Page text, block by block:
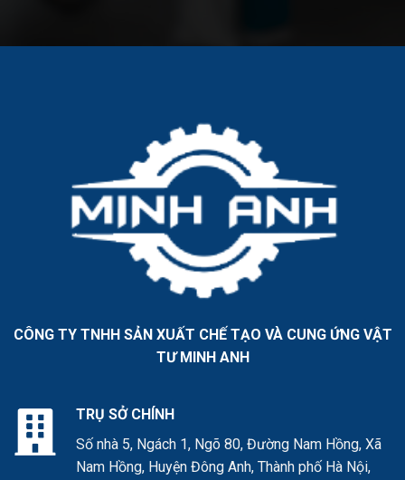
CÔNG TY TNHH SẢN XUẤT CHẾ TẠO VÀ CUNG ỨNG VẬT
TƯ MINH ANH
TRỤ SỞ CHÍNH
Số nhà 5, Ngách 1, Ngõ 80, Đường Nam Hồng, Xã
Nam Hồng, Huyện Đông Anh, Thành phố Hà Nội,